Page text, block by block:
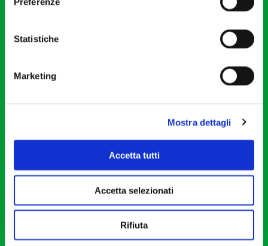
Statistiche
Marketing
Mostra dettagli
Accetta tutti
Accetta selezionati
Rifiuta
Cod. Fisc. 80078650159
Orchestra I Pomeriggi Musicali
Direttore Artistico
Professori d’Orchestra
Eventi Corporate